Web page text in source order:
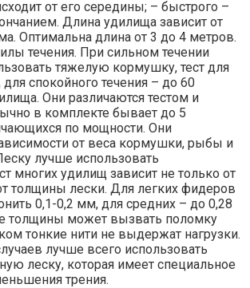
от его середины; – быстрого –
Длина удилища зависит от
Оптимальна длина от 3 до 4 метров.
течения. При сильном течении
тяжелую кормушку, тест для
спокойного течения – до 60
Они различаются тестом и
в комплекте бывает до 5
по мощности. Они
от веса кормушки, рыбы и
лучше использовать
многих удилищ зависит не только от
толщины лески. Для легких фидеров
0,1-0,2 мм, для средних – до 0,28
может вызвать поломку
тонкие нити не выдержат нагрузки.
лучше всего использовать
леску, которая имеет специальное
трения.